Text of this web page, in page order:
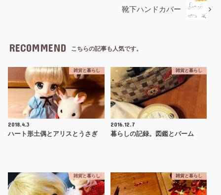
靴下ハンドカバー
RECOMMEND こちらの記事も人気です。
雑貨と暮らし
2018.4.3
ハート形土偶とアリスとうさぎ
雑貨と暮らし
2016.12.7
暮らしの記録。図鑑とバーム
雑貨と暮らし 雑貨と暮らし